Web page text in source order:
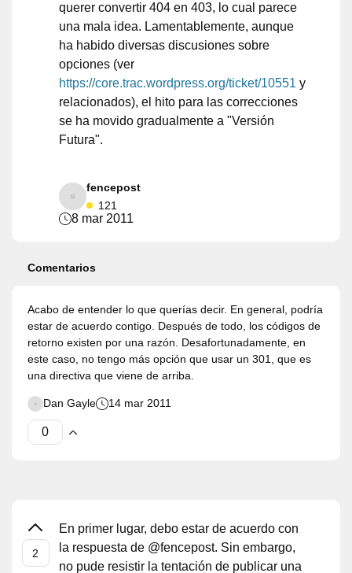
querer convertir 404 en 403, lo cual parece
una mala idea. Lamentablemente, aunque
ha habido diversas discusiones sobre
opciones (ver
https://core.trac.wordpress.org/ticket/10551 y
relacionados), el hito para las correcciones
se ha movido gradualmente a "Versión
Futura".
fencepost
121
8 mar 2011
Comentarios
Acabo de entender lo que querías decir. En general, podría
estar de acuerdo contigo. Después de todo, los códigos de
retorno existen por una razón. Desafortunadamente, en
este caso, no tengo más opción que usar un 301, que es
una directiva que viene de arriba.
Dan Gayle 14 mar 2011
En primer lugar, debo estar de acuerdo con
la respuesta de @fencepost. Sin embargo,
no pude resistir la tentación de publicar una